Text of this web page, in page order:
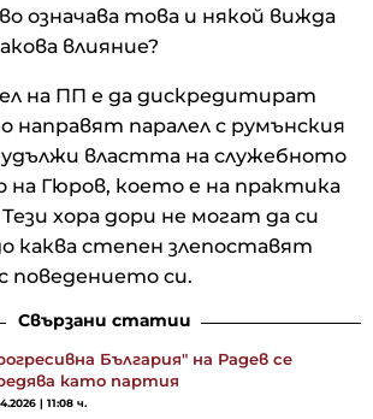
означава това и някой вижда
влияние?
на ПП е да дискредитират
направят паралел с румънския
удължи властта на служебното
Гюров, което е на практика
хора дори не могат да си
каква степен злепоставят
поведението си.
Свързани статии
България" на Радев се
като партия
| 11:08 ч.